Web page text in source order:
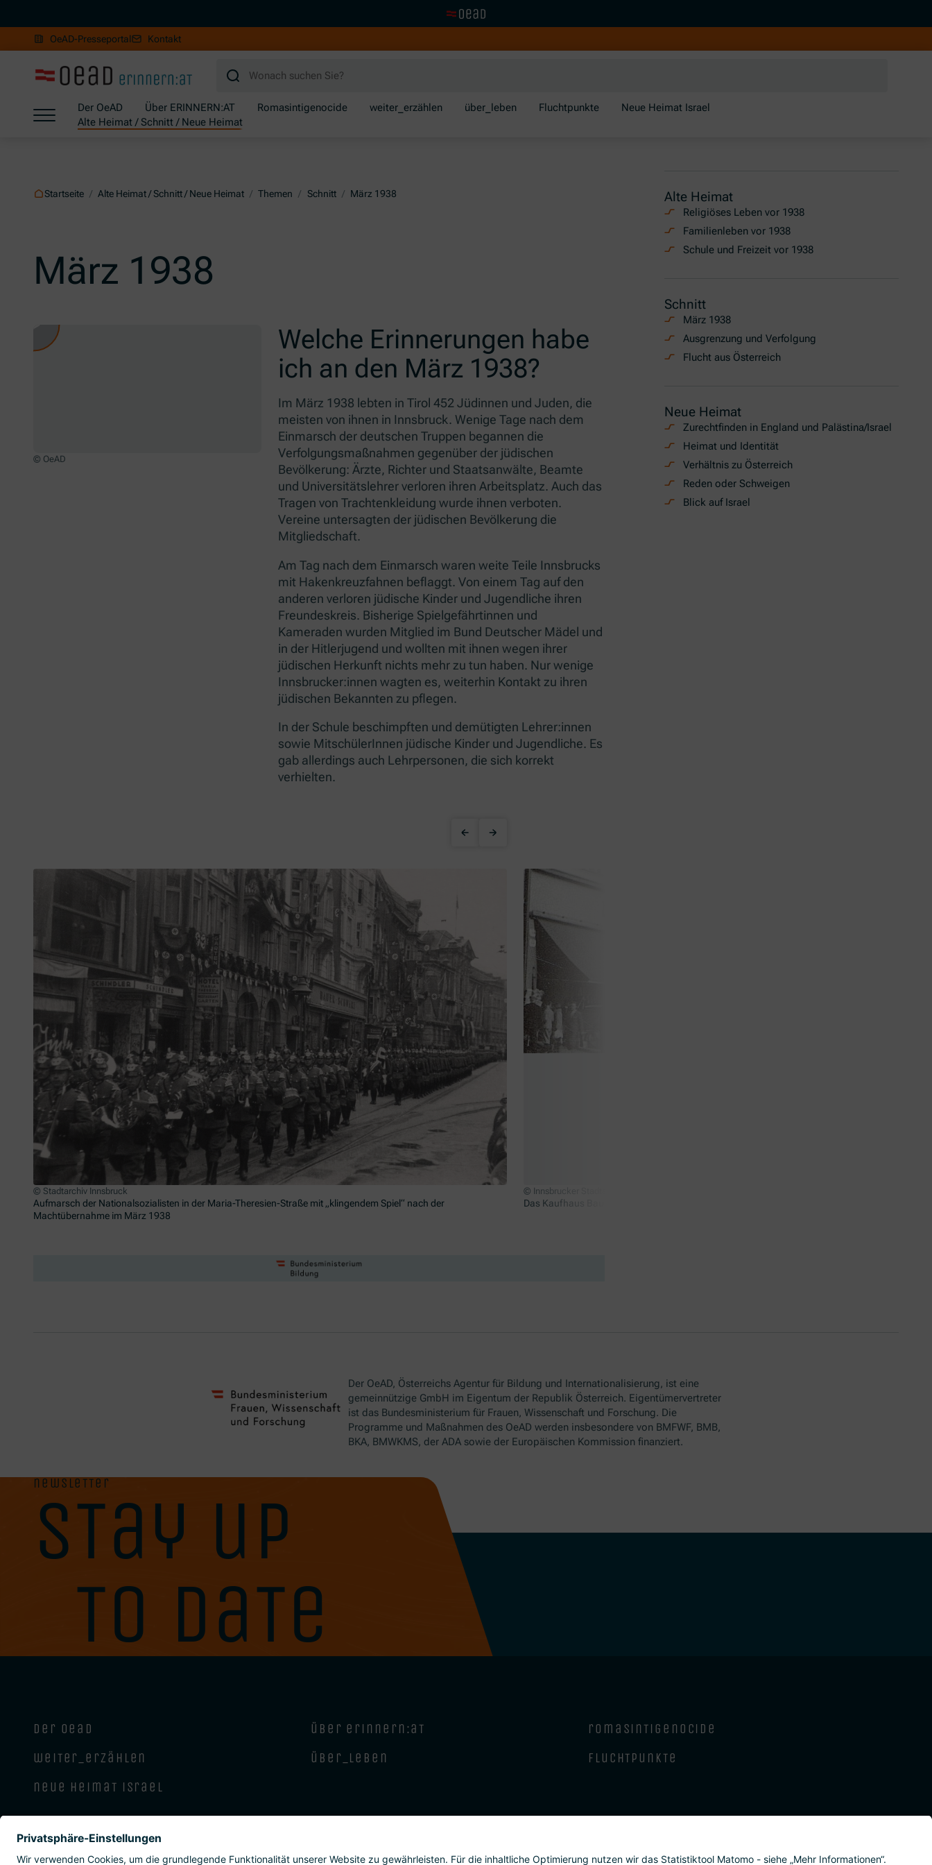
OeAD-Presseportal Kontakt
Zum Ende der Navigation springen
Der OeAD Über ERINNERN:AT Romasintigenocide weiter_erzählen über_leben Fluchtpunkte
Neue Heimat Israel
Alte Heimat / Schnitt / Neue Heimat
Startseite / Alte Heimat / Schnitt / Neue Heimat / Themen / Schnitt / März 1938
März 1938
© OeAD
Welche Erinnerungen habe
ich an den März 1938?
Im März 1938 lebten in Tirol 452 Jüdinnen und Juden, die
meisten von ihnen in Innsbruck. Wenige Tage nach dem
Einmarsch der deutschen Truppen begannen die
Verfolgungsmaßnahmen gegenüber der jüdischen
Bevölkerung: Ärzte, Richter und Staatsanwälte, Beamte
und Universitätslehrer verloren ihren Arbeitsplatz. Auch das
Tragen von Trachtenkleidung wurde ihnen verboten.
Vereine untersagten der jüdischen Bevölkerung die
Mitgliedschaft.
Am Tag nach dem Einmarsch waren weite Teile Innsbrucks
mit Hakenkreuzfahnen beflaggt. Von einem Tag auf den
anderen verloren jüdische Kinder und Jugendliche ihren
Freundeskreis. Bisherige Spielgefährtinnen und
Kameraden wurden Mitglied im Bund Deutscher Mädel und
in der Hitlerjugend und wollten mit ihnen wegen ihrer
jüdischen Herkunft nichts mehr zu tun haben. Nur wenige
Innsbrucker:innen wagten es, weiterhin Kontakt zu ihren
jüdischen Bekannten zu pflegen.
In der Schule beschimpften und demütigten Lehrer:innen
sowie MitschülerInnen jüdische Kinder und Jugendliche. Es
gab allerdings auch Lehrpersonen, die sich korrekt
verhielten.
Slider überspringen
© Stadtarchiv Innsbruck
Aufmarsch der Nationalsozialisten in der Maria-Theresien-Straße mit „klingendem Spiel“ nach der
Machtübernahme im März 1938
© Innsbrucker Stadtarchiv
Das Kaufhaus Bauer&Schwarz 1938: Die Schaufenster wurden von den Nazis mit „Jude“
Alte Heimat
Religiöses Leben vor 1938
Familienleben vor 1938
Schule und Freizeit vor 1938
Schnitt
März 1938
Ausgrenzung und Verfolgung
Flucht aus Österreich
Neue Heimat
Zurechtfinden in England und Palästina/Israel
Heimat und Identität
Verhältnis zu Österreich
Reden oder Schweigen
Blick auf Israel
Der OeAD, Österreichs Agentur für Bildung und Internationalisierung, ist eine
gemeinnützige GmbH im Eigentum der Republik Österreich. Eigentümervertreter
ist das Bundesministerium für Frauen, Wissenschaft und Forschung. Die
Programme und Maßnahmen des OeAD werden insbesondere von BMFWF, BMB,
BKA, BMWKMS, der ADA sowie der Europäischen Kommission finanziert.
newsletter
stay up
to date
der oead über erinnern:at
romasintigenocide
weiter_erzählen
über_leben
fluchtpunkte
neue heimat israel